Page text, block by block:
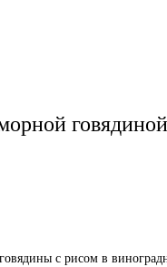
говядиной
с рисом в